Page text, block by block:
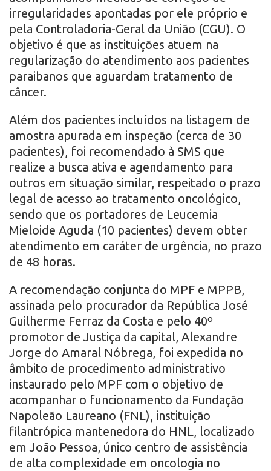
irregularidades apontadas por ele próprio e
pela Controladoria-Geral da União (CGU). O
objetivo é que as instituições atuem na
regularização do atendimento aos pacientes
paraibanos que aguardam tratamento de
câncer.
Além dos pacientes incluídos na listagem de
amostra apurada em inspeção (cerca de 30
pacientes), foi recomendado à SMS que
realize a busca ativa e agendamento para
outros em situação similar, respeitado o prazo
legal de acesso ao tratamento oncológico,
sendo que os portadores de Leucemia
Mieloide Aguda (10 pacientes) devem obter
atendimento em caráter de urgência, no prazo
de 48 horas.
A recomendação conjunta do MPF e MPPB,
assinada pelo procurador da República José
Guilherme Ferraz da Costa e pelo 40º
promotor de Justiça da capital, Alexandre
Jorge do Amaral Nóbrega, foi expedida no
âmbito de procedimento administrativo
instaurado pelo MPF com o objetivo de
acompanhar o funcionamento da Fundação
Napoleão Laureano (FNL), instituição
filantrópica mantenedora do HNL, localizado
em João Pessoa, único centro de assistência
de alta complexidade em oncologia no